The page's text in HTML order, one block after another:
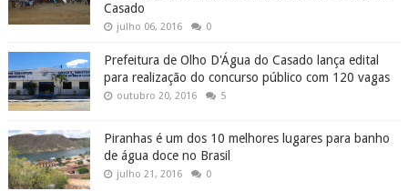
Casado
julho 06, 2016 0
Prefeitura de Olho D'Água do Casado lança edital
para realização do concurso público com 120 vagas
outubro 20, 2016 5
Piranhas é um dos 10 melhores lugares para banho
de água doce no Brasil
julho 21, 2016 0